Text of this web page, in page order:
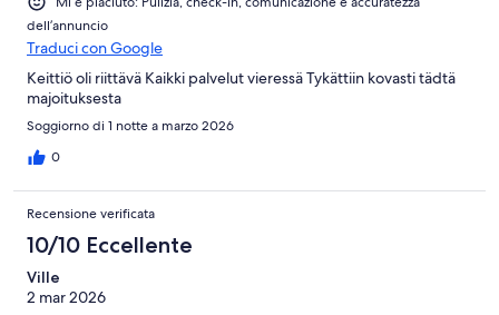
dell’annuncio
Traduci con Google
Keittiö oli riittävä Kaikki palvelut vieressä Tykättiin kovasti tädtä
majoituksesta
Soggiorno di 1 notte a marzo 2026
0
Recensione verificata
10/10 Eccellente
Ville
2 mar 2026